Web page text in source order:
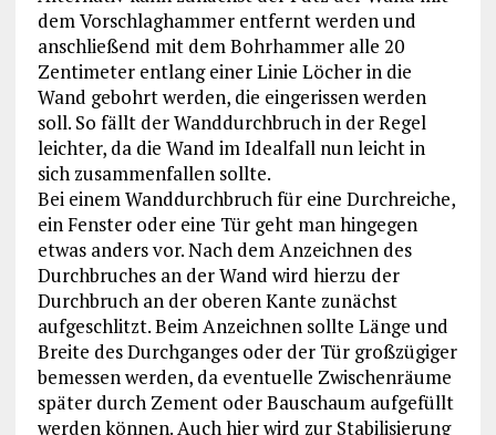
dem Vorschlaghammer entfernt werden und
anschließend mit dem Bohrhammer alle 20
Zentimeter entlang einer Linie Löcher in die
Wand gebohrt werden, die eingerissen werden
soll. So fällt der Wanddurchbruch in der Regel
leichter, da die Wand im Idealfall nun leicht in
sich zusammenfallen sollte.
Bei einem Wanddurchbruch für eine Durchreiche,
ein Fenster oder eine Tür geht man hingegen
etwas anders vor. Nach dem Anzeichnen des
Durchbruches an der Wand wird hierzu der
Durchbruch an der oberen Kante zunächst
aufgeschlitzt. Beim Anzeichnen sollte Länge und
Breite des Durchganges oder der Tür großzügiger
bemessen werden, da eventuelle Zwischenräume
später durch Zement oder Bauschaum aufgefüllt
werden können. Auch hier wird zur Stabilisierung